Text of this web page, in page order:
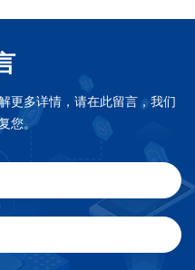
更多详情，请在此留言，我们
您。